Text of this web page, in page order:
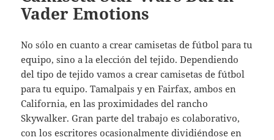
Vader Emotions
No sólo en cuanto a crear camisetas de fútbol para tu
equipo, sino a la elección del tejido. Dependiendo
del tipo de tejido vamos a crear camisetas de fútbol
para tu equipo. Tamalpais y en Fairfax, ambos en
California, en las proximidades del rancho
Skywalker. Gran parte del trabajo es colaborativo,
con los escritores ocasionalmente dividiéndose en